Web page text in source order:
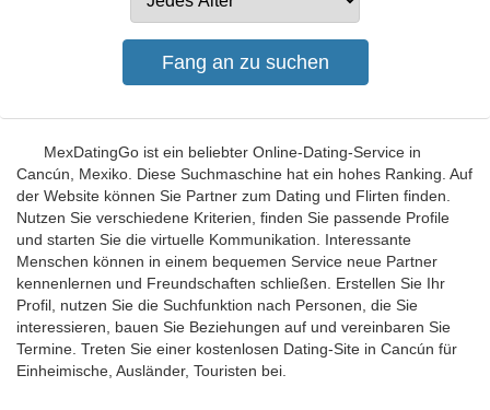
MexDatingGo ist ein beliebter Online-Dating-Service in
Cancún, Mexiko. Diese Suchmaschine hat ein hohes Ranking. Auf
der Website können Sie Partner zum Dating und Flirten finden.
Nutzen Sie verschiedene Kriterien, finden Sie passende Profile
und starten Sie die virtuelle Kommunikation. Interessante
Menschen können in einem bequemen Service neue Partner
kennenlernen und Freundschaften schließen. Erstellen Sie Ihr
Profil, nutzen Sie die Suchfunktion nach Personen, die Sie
interessieren, bauen Sie Beziehungen auf und vereinbaren Sie
Termine. Treten Sie einer kostenlosen Dating-Site in Cancún für
Einheimische, Ausländer, Touristen bei.